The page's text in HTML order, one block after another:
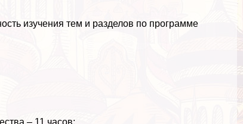
изучения тем и разделов по программе